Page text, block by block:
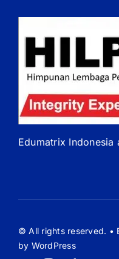
Edumatrix Indonesia
© All rights reserved. •
by WordPress